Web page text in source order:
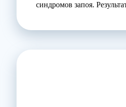
синдромов запоя.